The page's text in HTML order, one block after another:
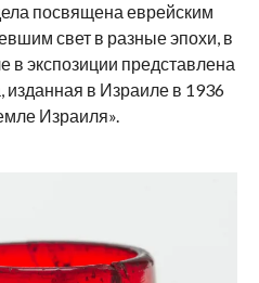
посвящена еврейским
свет в разные эпохи, в
в экспозиции представлена
изданная в Израиле в 1936
Израиля».